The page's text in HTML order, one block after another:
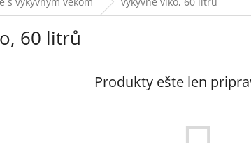
60 litrů
Produkty ešte len